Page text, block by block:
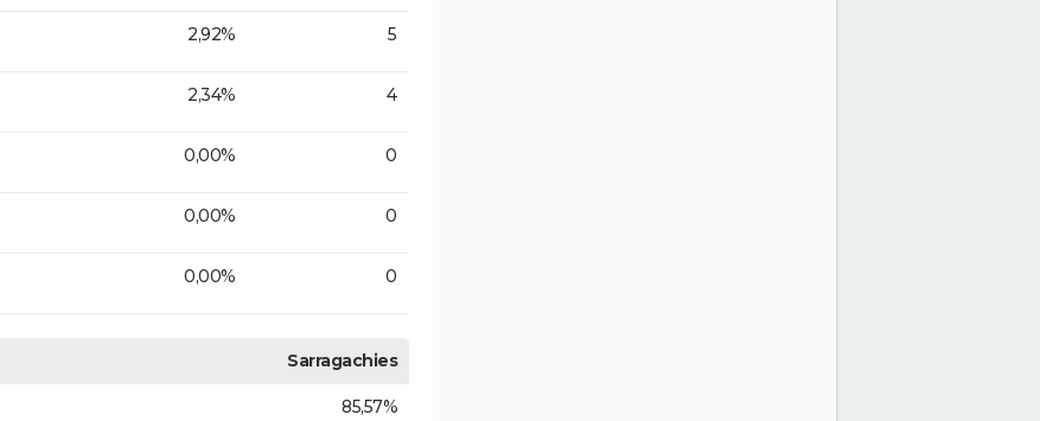
2,92% 5
2,34% 4
0,00% 0
0,00% 0
0,00% 0
Sarragachies
85,57%